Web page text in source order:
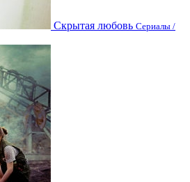
Скрытая любовь Сериалы /